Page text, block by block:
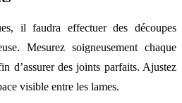
il faudra effectuer des découpes
Mesurez soigneusement chaque
d’assurer des joints parfaits. Ajustez
visible entre les lames.